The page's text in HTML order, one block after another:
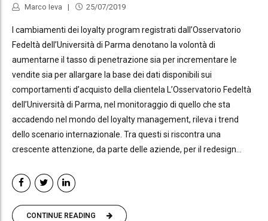
Marco Ieva 25/07/2019
I cambiamenti dei loyalty program registrati dall’Osservatorio
Fedeltà dell’Università di Parma denotano la volontà di
aumentarne il tasso di penetrazione sia per incrementare le
vendite sia per allargare la base dei dati disponibili sui
comportamenti d’acquisto della clientela L’Osservatorio Fedeltà
dell’Università di Parma, nel monitoraggio di quello che sta
accadendo nel mondo del loyalty management, rileva i trend
dello scenario internazionale. Tra questi si riscontra una
crescente attenzione, da parte delle aziende, per il redesign...
CONTINUE READING